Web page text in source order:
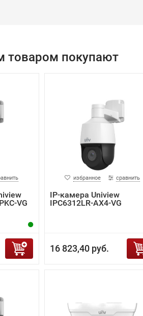
товаром покупают
VG
избранное сравнить
IP-камера Uniview
IPC6312LR-AX4-VG
16 823,40 руб.